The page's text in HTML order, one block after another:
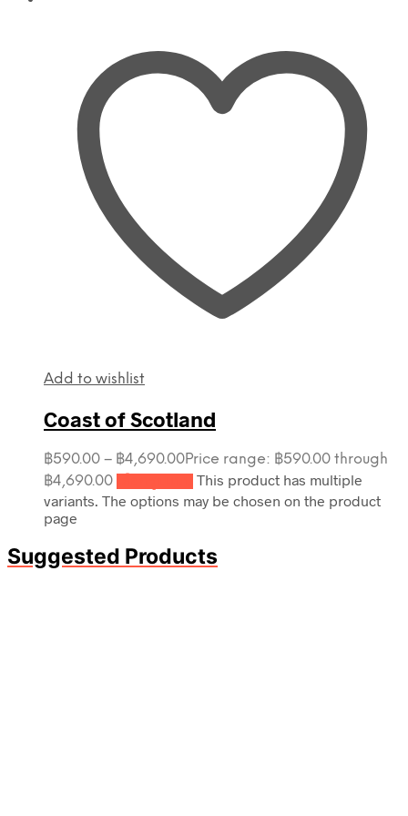
Add to wishlist
Coast of Scotland
฿590.00 – ฿4,690.00Price range: ฿590.00 through
฿4,690.00
This product has multiple
variants. The options may be chosen on the product
page
Suggested Products